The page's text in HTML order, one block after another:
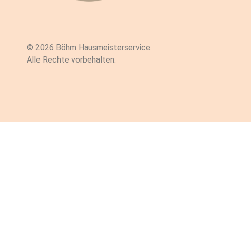
© 2026 Böhm Hausmeisterservice.
Alle Rechte vorbehalten.